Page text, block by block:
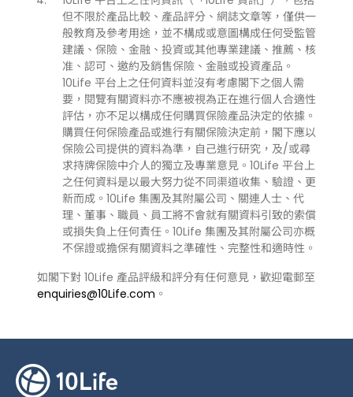
但不限於產品比較、產品評分、網誌文章等，僅供一
般教育及參考用途，並不構成或意圖構成任何受監管
建議、保險、金融、投資或其他專業建議、推薦、核
准、認可、邀約及銷售保險、金融或投資產品。
10Life 平台上之任何資料並沒有考慮閣下之個人需
要，閱覽有關資料亦不應被視為正在進行個人合適性
評估，亦不足以構成任何購買保險產品決定的依據。
購買任何保險產品或進行有關保險決定前，閣下應以
保險公司提供的資料為準，自己進行研究，及/或尋
求持牌保險中介人的獨立及專業意見。10Life 平台上
之任何資料是以最大努力從不同渠道收集、驗證、更
新而成。10Life 集團及其附屬公司、關連人士、代
理、董事、職員、員工將不會就有關資料引致的索償
或損失負上任何責任。10Life 集團及其附屬公司亦概
不保證或擔保有關資料之準確性、完整性和適時性。
如閣下對 10Life 產品評級和評分有任何意見，歡迎電郵至
enquiries@10Life.com 。